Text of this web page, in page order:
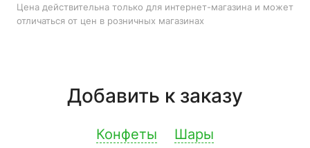
Цена действительна только для интернет-магазина и может
отличаться от цен в розничных магазинах
Добавить к заказу
Конфеты Шары